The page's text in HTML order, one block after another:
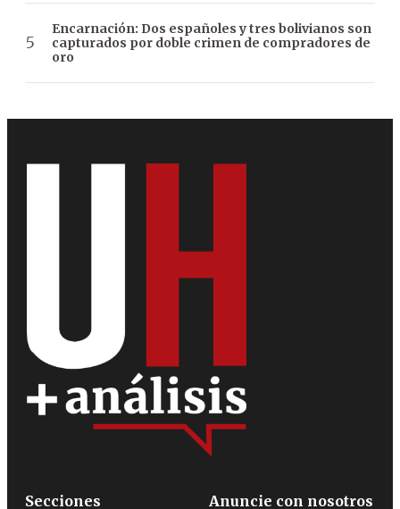
Encarnación: Dos españoles y tres bolivianos son
capturados por doble crimen de compradores de
oro
Secciones
Anuncie con nosotros